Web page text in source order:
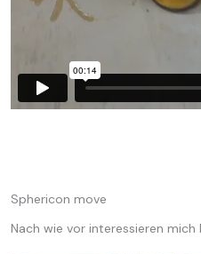
Sphericon move
Nach wie vor interessieren mich